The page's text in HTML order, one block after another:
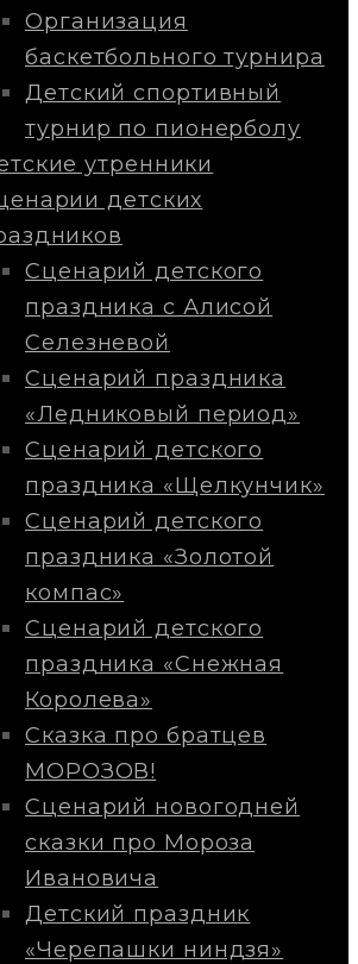
Организация
баскетбольного турнира
Детский спортивный
турнир по пионерболу
утренники
детских
Сценарий детского
праздника с Алисой
Селезневой
Сценарий праздника
«Ледниковый период»
Сценарий детского
праздника «Щелкунчик»
Сценарий детского
праздника «Золотой
компас»
Сценарий детского
праздника «Снежная
Королева»
Сказка про братцев
МОРОЗОВ!
Сценарий новогодней
сказки про Мороза
Ивановича
Детский праздник
«Черепашки ниндзя»